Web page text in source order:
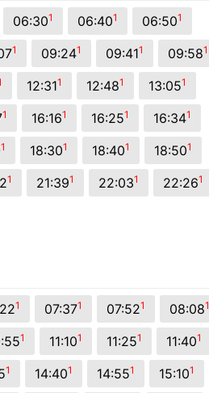
06:301 06:401 06:501
1 09:241 09:411 09:581
12:311 12:481 13:051
1 16:161 16:251 16:341
1 18:301 18:401 18:501
1 21:391 22:031 22:261
1 07:371 07:521 08:081
1 11:101 11:251 11:401
1 14:401 14:551 15:101